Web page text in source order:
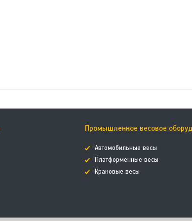
Промышленное весовое
Автомобильные весы
Платформенные весы
Крановые весы